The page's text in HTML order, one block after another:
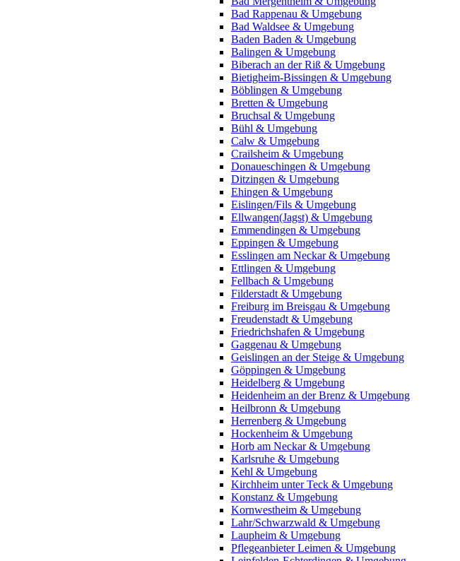
Bad Rappenau & Umgebung
Bad Waldsee & Umgebung
Baden Baden & Umgebung
Balingen & Umgebung
Biberach an der Riß & Umgebung
Bietigheim-Bissingen & Umgebung
Böblingen & Umgebung
Bretten & Umgebung
Bruchsal & Umgebung
Bühl & Umgebung
Calw & Umgebung
Crailsheim & Umgebung
Donaueschingen & Umgebung
Ditzingen & Umgebung
Ehingen & Umgebung
Eislingen/Fils & Umgebung
Ellwangen(Jagst) & Umgebung
Emmendingen & Umgebung
Eppingen & Umgebung
Esslingen am Neckar & Umgebung
Ettlingen & Umgebung
Fellbach & Umgebung
Filderstadt & Umgebung
Freiburg im Breisgau & Umgebung
Freudenstadt & Umgebung
Friedrichshafen & Umgebung
Gaggenau & Umgebung
Geislingen an der Steige & Umgebung
Göppingen & Umgebung
Heidelberg & Umgebung
Heidenheim an der Brenz & Umgebung
Heilbronn & Umgebung
Herrenberg & Umgebung
Hockenheim & Umgebung
Horb am Neckar & Umgebung
Karlsruhe & Umgebung
Kehl & Umgebung
Kirchheim unter Teck & Umgebung
Konstanz & Umgebung
Kornwestheim & Umgebung
Lahr/Schwarzwald & Umgebung
Laupheim & Umgebung
Pflegeanbieter Leimen & Umgebung